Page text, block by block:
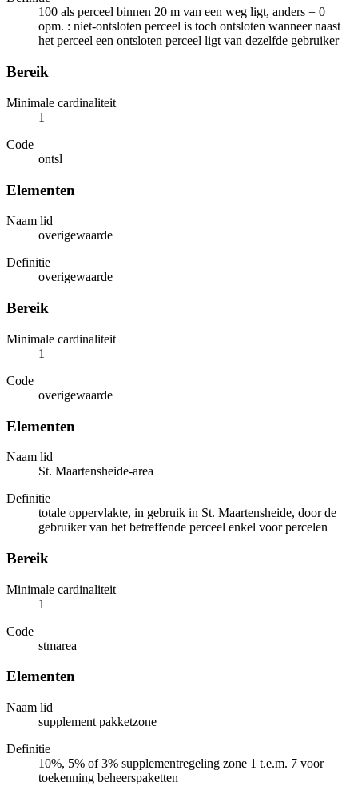
100 als perceel binnen 20 m van een weg ligt, anders = 0
opm. : niet-ontsloten perceel is toch ontsloten wanneer naast
het perceel een ontsloten perceel ligt van dezelfde gebruiker
Bereik
Minimale cardinaliteit
1
Code
ontsl
Elementen
Naam lid
overigewaarde
Definitie
overigewaarde
Bereik
Minimale cardinaliteit
1
Code
overigewaarde
Elementen
Naam lid
St. Maartensheide-area
Definitie
totale oppervlakte, in gebruik in St. Maartensheide, door de
gebruiker van het betreffende perceel enkel voor percelen
Bereik
Minimale cardinaliteit
1
Code
stmarea
Elementen
Naam lid
supplement pakketzone
Definitie
10%, 5% of 3% supplementregeling zone 1 t.e.m. 7 voor
toekenning beheerspaketten